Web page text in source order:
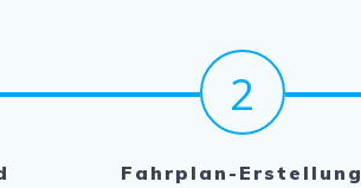
2
Fahrplan-Erstellung